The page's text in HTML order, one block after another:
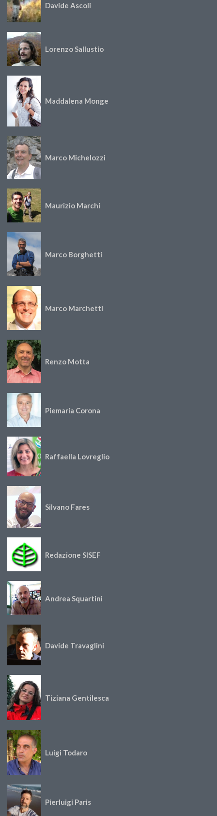
Davide Ascoli
Lorenzo Sallustio
Maddalena Monge
Marco Michelozzi
Maurizio Marchi
Marco Borghetti
Marco Marchetti
Renzo Motta
Piemaria Corona
Raffaella Lovreglio
Silvano Fares
Redazione SISEF
Andrea Squartini
Davide Travaglini
Tiziana Gentilesca
Luigi Todaro
Pierluigi Paris